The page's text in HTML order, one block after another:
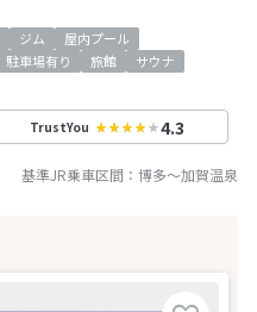
ジム
屋内プール
駐車場有り 旅館
サウナ
TrustYou 4.3
基準JR乗車区間： 博多～加賀温泉